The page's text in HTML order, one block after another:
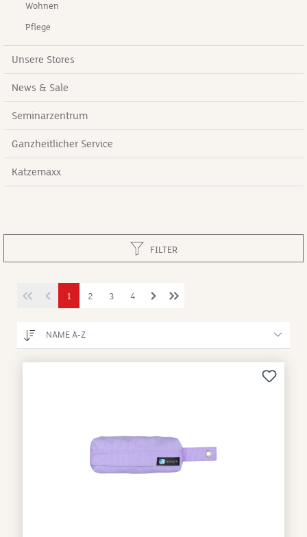
Wohnen
Pflege
Unsere Stores
News & Sale
Seminarzentrum
Ganzheitlicher Service
Katzemaxx
FILTER
1 2 3 4
NAME A-Z